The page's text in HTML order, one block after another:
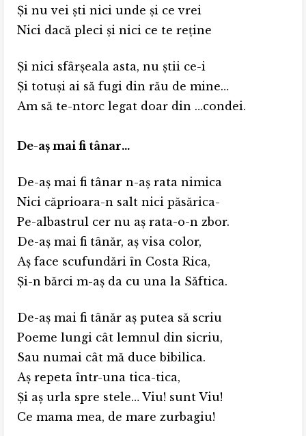
Și nu vei ști nici unde și ce vrei
Nici dacă pleci și nici ce te reține
Și nici sfârșeala asta, nu știi ce-i
Și totuși ai să fugi din rău de mine…
Am să te-ntorc legat doar din …condei.
De-aș mai fi tânar…
De-aș mai fi tânar n-aș rata nimica
Nici căprioara-n salt nici păsărica-
Pe-albastrul cer nu aș rata-o-n zbor.
De-aș mai fi tânăr, aș visa color,
Aș face scufundări în Costa Rica,
Și-n bărci m-aș da cu una la Săftica.
De-aș mai fi tânăr aș putea să scriu
Poeme lungi cât lemnul din sicriu,
Sau numai cât mă duce bibilica.
Aș repeta într-una tica-tica,
Și aș urla spre stele… Viu! sunt Viu!
Ce mama mea, de mare zurbagiu!